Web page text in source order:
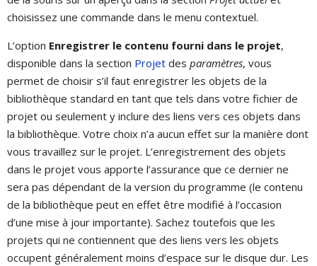
choisissez une commande dans le menu contextuel.
L’option Enregistrer le contenu fourni dans le projet,
disponible dans la section Projet des paramètres, vous
permet de choisir s’il faut enregistrer les objets de la
bibliothèque standard en tant que tels dans votre fichier de
projet ou seulement y inclure des liens vers ces objets dans
la bibliothèque. Votre choix n’a aucun effet sur la manière dont
vous travaillez sur le projet. L’enregistrement des objets
dans le projet vous apporte l’assurance que ce dernier ne
sera pas dépendant de la version du programme (le contenu
de la bibliothèque peut en effet être modifié à l’occasion
d’une mise à jour importante). Sachez toutefois que les
projets qui ne contiennent que des liens vers les objets
occupent généralement moins d’espace sur le disque dur. Les